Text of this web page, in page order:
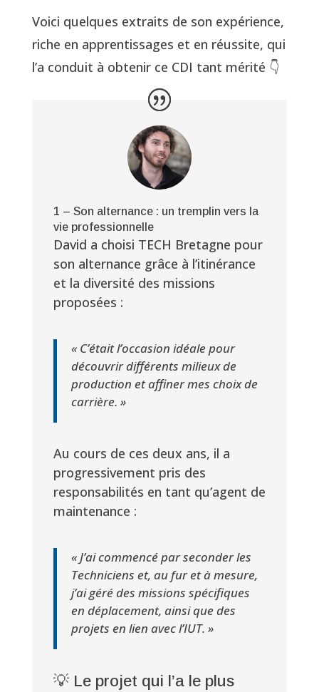
Voici quelques extraits de son expérience,
riche en apprentissages et en réussite, qui
l’a conduit à obtenir ce CDI tant mérité 👇
1 – Son alternance : un tremplin vers la
vie professionnelle
David a choisi TECH Bretagne pour
son alternance grâce à l’itinérance
et la diversité des missions
proposées :
« C’était l’occasion idéale pour
découvrir différents milieux de
production et affiner mes choix de
carrière. »
Au cours de ces deux ans, il a
progressivement pris des
responsabilités en tant qu’agent de
maintenance :
« J’ai commencé par seconder les
Techniciens et, au fur et à mesure,
j’ai géré des missions spécifiques
en déplacement, ainsi que des
projets en lien avec l’IUT. »
💡 Le projet qui l’a le plus